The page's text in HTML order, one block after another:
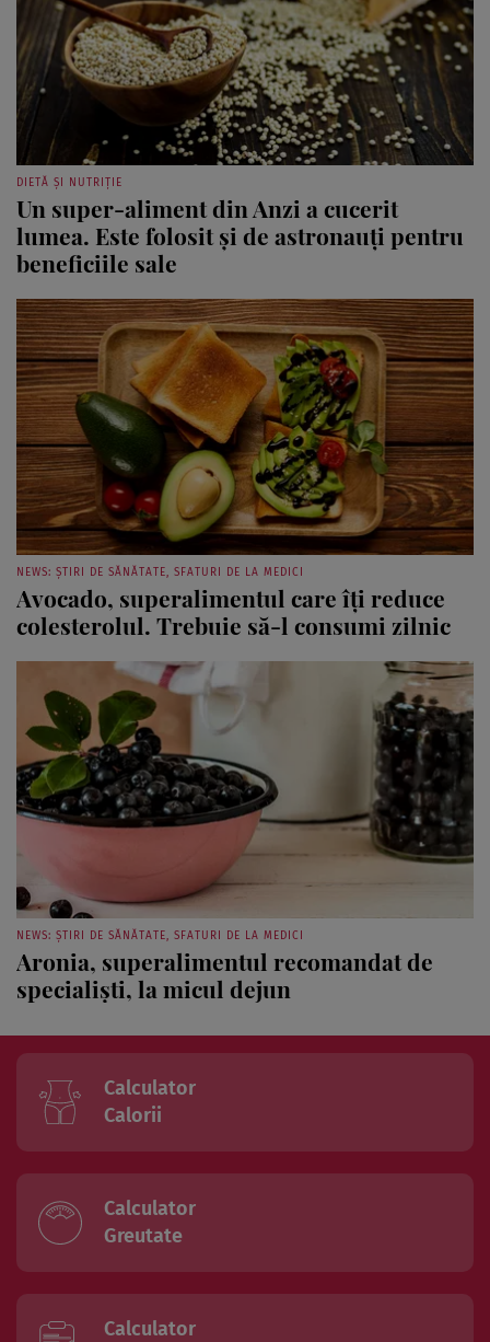
DIETĂ ȘI NUTRIȚIE
Un super-aliment din Anzi a cucerit
lumea. Este folosit și de astronauți pentru
beneficiile sale
NEWS: ȘTIRI DE SĂNĂTATE, SFATURI DE LA MEDICI
Avocado, superalimentul care îți reduce
colesterolul. Trebuie să-l consumi zilnic
NEWS: ȘTIRI DE SĂNĂTATE, SFATURI DE LA MEDICI
Aronia, superalimentul recomandat de
specialişti, la micul dejun
Calculator
Calorii
Calculator
Greutate
Calculator